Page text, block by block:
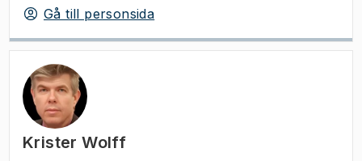
Gå till personsida
Krister Wolff